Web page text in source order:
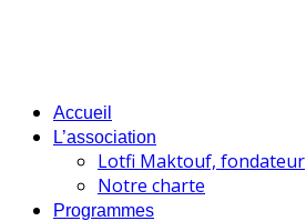
Accueil
L’association
Lotfi Maktouf, fondateur
Notre charte
Programmes